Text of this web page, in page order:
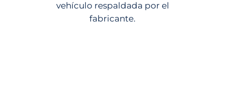
vehículo respaldada por el
fabricante.